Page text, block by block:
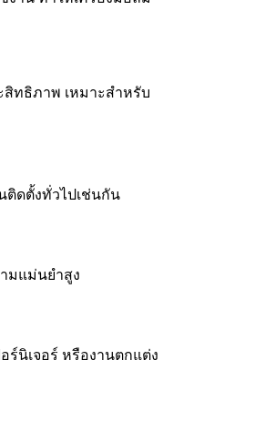
ทธิภาพ เหมาะสำหรับ
ติดตั้งทั่วไปเช่นกัน
มแม่นยำสูง
ร์นิเจอร์ หรืองานตกแต่ง